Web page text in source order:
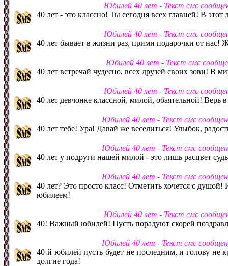
Юбилей 40 лет - Текст смс
40 лет - это классно! Ты сегодня всех главней! В
Юбилей 40 лет - Текст смс
40 лет бывает в жизни раз, прими подарочки от нас!
Юбилей 40 лет - Текст смс
40 лет встречай чудесно, всех друзей своих зови! В
Юбилей 40 лет - Текст смс
40 лет девчонке классной, милой, обаятельной! Верь
Юбилей 40 лет - Текст смс
40 лет тебе! Ура! Давай же веселиться! Улыбок,
Юбилей 40 лет - Текст смс
40 лет у подруги нашей милой - это лишь расцвет
Юбилей 40 лет - Текст смс
40 лет? Это просто класс! Отметить хочется с
юбилеем!
Юбилей 40 лет - Текст смс
40! Важный юбилей! Пусть порадуют скорей
Юбилей 40 лет - Текст смс
40-й юбилей пусть будет не последним, и голову не
долгие года!